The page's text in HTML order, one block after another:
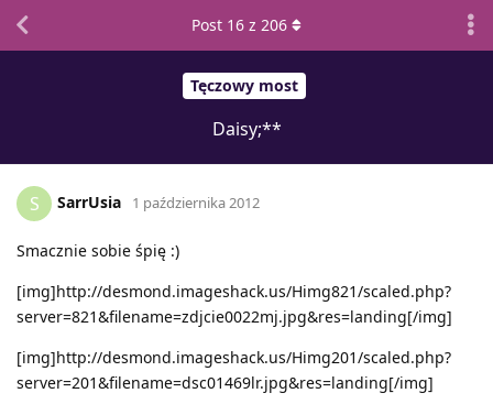
Tęczowy most
Daisy;**
Post 16 z 206
S SarrUsia 1 października 2012
Smacznie sobie śpię :)
[img]http://desmond.imageshack.us/Himg821/scaled.php?
server=821&filename=zdjcie0022mj.jpg&res=landing[/img]
[img]http://desmond.imageshack.us/Himg201/scaled.php?
server=201&filename=dsc01469lr.jpg&res=landing[/img]